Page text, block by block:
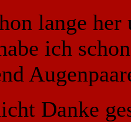
lange
ich
Danke